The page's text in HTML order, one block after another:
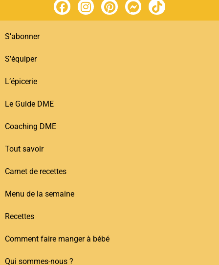
S’abonner
S’équiper
L’épicerie
Le Guide DME
Coaching DME
Tout savoir
Carnet de recettes
Menu de la semaine
Recettes
Comment faire manger à bébé
Qui sommes-nous ?